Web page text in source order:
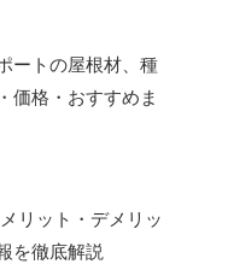
ートの屋根材、種
価格・おすすめま
リット・デメリッ
を徹底解説